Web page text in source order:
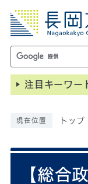
注目キーワー
現在位置 トップ
【総合